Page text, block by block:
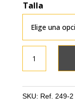
Talla
dorado
SKU: Ref. 249-2